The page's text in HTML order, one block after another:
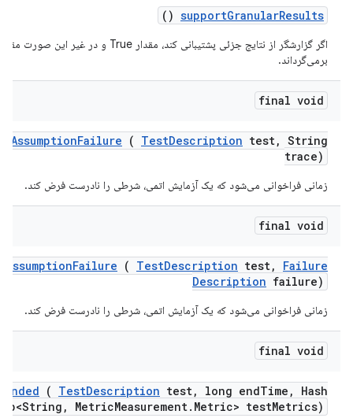
supportGranularResults
()
برمی‌گرداند.
final void
AssumptionFailure ( TestDescription test, String
trace)
زمانی فراخوانی می‌شود که یک آزمایش اتمی، شرطی را نادرست فرض کند.
final void
AssumptionFailure ( TestDescription test,
Failure
Description failure)
زمانی فراخوانی می‌شود که یک آزمایش اتمی، شرطی را نادرست فرض کند.
final void
Ended ( TestDescription test, long endTime ,
Hash
, MetricMeasurement. Metric> testMetrics)